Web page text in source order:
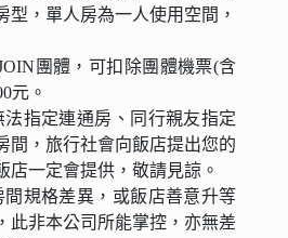
型，單人房為一人使用空間，
團體，可扣除團體機票(含
元。
法指定連通房、同行親友指定
間，旅行社會向飯店提出您的
店一定會提供，敬請見諒。
間規格差異，或飯店善意升等
此非本公司所能掌控，亦無差